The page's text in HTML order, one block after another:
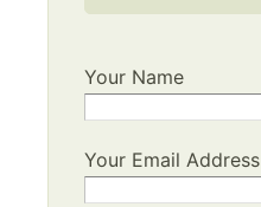
Your Name
Your Email Address